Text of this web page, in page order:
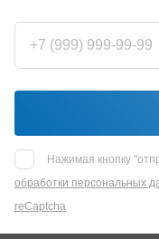
Нажимая кнопку
обработки персональных
reCaptcha